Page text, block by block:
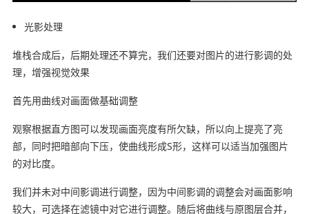
光影处理
堆栈合成后，后期处理还不算完，我们还要对图片的进行影调的处
理，增强视觉效果
首先用曲线对画面做基础调整
观察根据直方图可以发现画面亮度有所欠缺，所以向上提亮了亮
部，同时把暗部向下压，使曲线形成S形，这样可以适当加强图片
的对比度。
我们并未对中间影调进行调整，因为中间影调的调整会对画面影响
较大，可选择在滤镜中对它进行调整。随后将曲线与原图层合并，